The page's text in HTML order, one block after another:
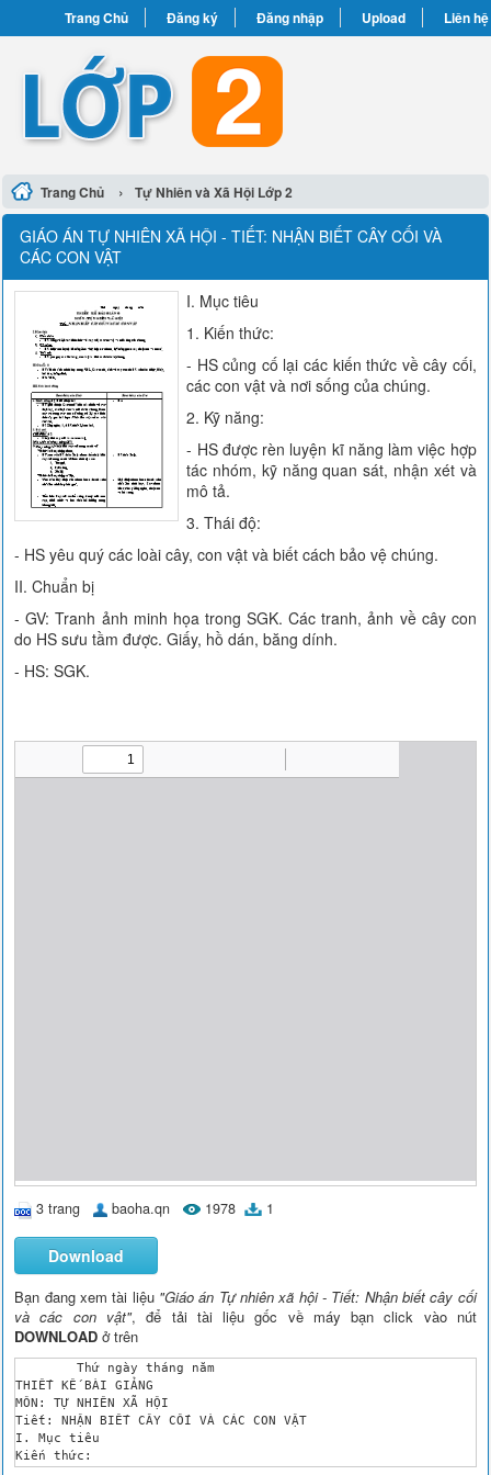
Trang Chủ Đăng ký Đăng nhập Upload Liên hệ
Trang Chủ › Tự Nhiên và Xã Hội Lớp 2
GIÁO ÁN TỰ NHIÊN XÃ HỘI - TIẾT: NHẬN BIẾT CÂY CỐI VÀ
CÁC CON VẬT
I. Mục tiêu
1. Kiến thức:
- HS củng cố lại các kiến thức về cây cối,
các con vật và nơi sống của chúng.
2. Kỹ năng:
- HS được rèn luyện kĩ năng làm việc hợp
tác nhóm, kỹ năng quan sát, nhận xét và
mô tả.
3. Thái độ:
- HS yêu quý các loài cây, con vật và biết cách bảo vệ chúng.
II. Chuẩn bị
- GV: Tranh ảnh minh họa trong SGK. Các tranh, ảnh về cây con
do HS sưu tầm được. Giấy, hồ dán, băng dính.
- HS: SGK.
3 trang baoha.qn 1978 1
Download
Bạn đang xem tài liệu "Giáo án Tự nhiên xã hội - Tiết: Nhận biết cây cối
và các con vật", để tải tài liệu gốc về máy bạn click vào nút
DOWNLOAD ở trên
	Thứ ngày tháng năm
THIẾT KẾ BÀI GIẢNG
MÔN: TỰ NHIÊN XÃ HỘI
Tiết: NHẬN BIẾT CÂY CỐI VÀ CÁC CON VẬT
I. Mục tiêu
Kiến thức: